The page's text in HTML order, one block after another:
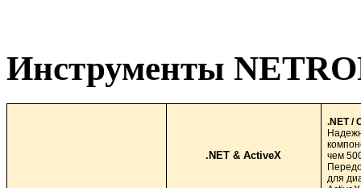
Инструменты
.NET & ActiveX
.NET /
чем
для